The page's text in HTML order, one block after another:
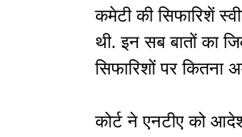
कमेटी की सिफारिशें
थी. इन सब बातों का
सिफारिशों पर कितना
कोर्ट ने एनटीए को